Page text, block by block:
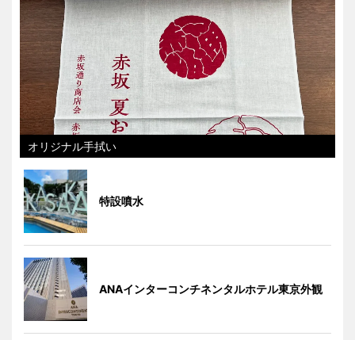
オリジナル手拭い
特設噴水
ANAインターコンチネンタルホテル東京外観